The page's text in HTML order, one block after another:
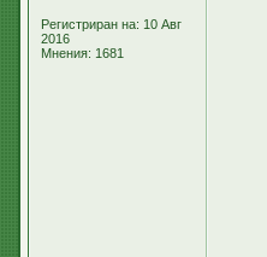
Регистриран на: 10 Авг
2016
Мнения: 1681